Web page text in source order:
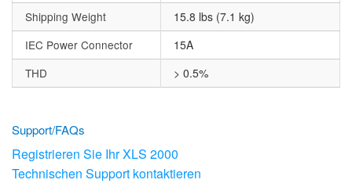
Shipping Weight
15.8 lbs (7.1 kg)
IEC Power Connector
15A
THD
> 0.5%
Support/FAQs
Registrieren Sie Ihr XLS 2000
Technischen Support kontaktieren